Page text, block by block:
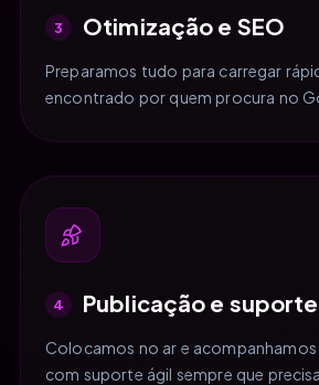
3 Otimização e SEO
Preparamos tudo para carregar
encontrado por quem procura no
4 Publicação e suporte
Colocamos no ar e acompanhamos
com suporte ágil sempre que